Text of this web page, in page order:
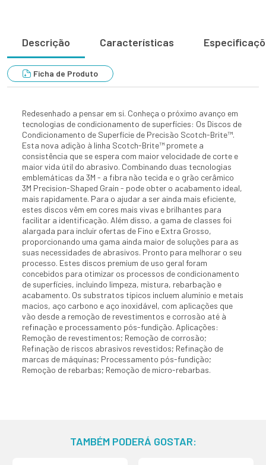
Descrição Características
Ficha de Produto
Redesenhado a pensar em si. Conheça o próximo avanço em
tecnologias de condicionamento de superfícies: Os Discos de
Condicionamento de Superfície de Precisão Scotch-Brite™.
Esta nova adição à linha Scotch-Brite™ promete a
consistência que se espera com maior velocidade de corte e
maior vida útil do abrasivo. Combinando duas tecnologias
emblemáticas da 3M - a fibra não tecida e o grão cerâmico
3M Precision-Shaped Grain - pode obter o acabamento ideal,
mais rapidamente. Para o ajudar a ser ainda mais eficiente,
estes discos vêm em cores mais vivas e brilhantes para
facilitar a identificação. Além disso, a gama de classes foi
alargada para incluir ofertas de Fino e Extra Grosso,
proporcionando uma gama ainda maior de soluções para as
suas necessidades de abrasivos. Pronto para melhorar o seu
processo. Estes discos premium de uso geral foram
concebidos para otimizar os processos de condicionamento
de superfícies, incluindo limpeza, mistura, rebarbação e
acabamento. Os substratos típicos incluem alumínio e metais
macios, aço carbono e aço inoxidável, com aplicações que
vão desde a remoção de revestimentos e corrosão até à
refinação e processamento pós-fundição. Aplicações:
Remoção de revestimentos; Remoção de corrosão;
Refinação de riscos abrasivos revestidos; Refinação de
marcas de máquinas; Processamento pós-fundição;
Remoção de rebarbas; Remoção de micro-rebarbas.
TAMBÉM PODERÁ GOSTAR: